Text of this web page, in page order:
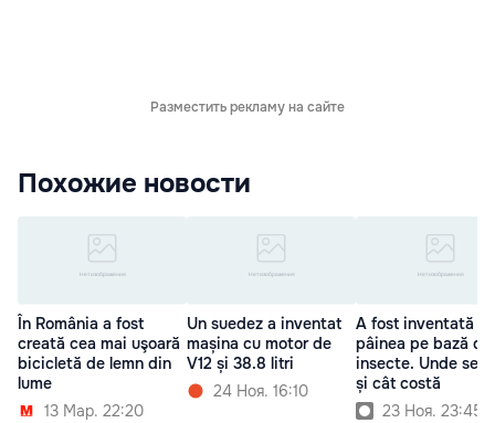
Разместить рекламу на сайте
Похожие новости
În România a fost
creată cea mai uşoară
bicicletă de lemn din
lume
13 Мар. 22:20
Un suedez a inventat
mașina cu motor de
V12 și 38.8 litri
24 Ноя. 16:10
A fost inventată
pâinea pe bază de
insecte. Unde se
și cât costă
23 Ноя. 23:45